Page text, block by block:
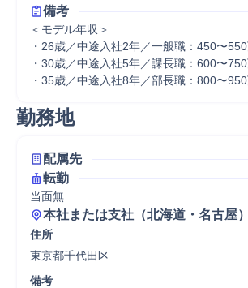
備考
＜モデル年収＞
・26歳／中途入社2年／一般職：450〜
・30歳／中途入社5年／課長職：600〜
・35歳／中途入社8年／部長職：800〜
勤務地
配属先
転勤
当面無
本社または支社（北海道・名古屋）
住所
東京都千代田区
備考